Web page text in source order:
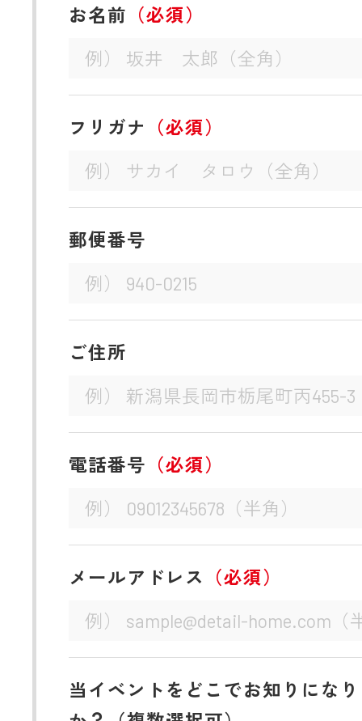
お名前 （必須）
フリガナ （必須）
郵便番号
ご住所
電話番号 （必須）
メールアドレス （必須）
当イベントをどこでお知りにな